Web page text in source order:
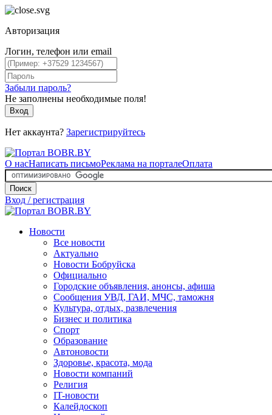
Авторизация
Логин, телефон или email
Забыли пароль?
Не заполнены необходимые поля!
Вход
Нет аккаунта? Зарегистрируйтесь
О насНаписать письмоРеклама на порталеОплата
Поиск
Вход / регистрация
Новости
Все новости
Актуально
Новости Бобруйска
Официально
Городские объявления, анонсы, афиша
Сообщения УВД, ГАИ, МЧС, таможня
Культура, отдых, развлечения
Бизнес и политика
Спорт
Образование
Автоновости
Здоровье, красота, мода
Новости компаний
Религия
IT-новости
Калейдоскоп